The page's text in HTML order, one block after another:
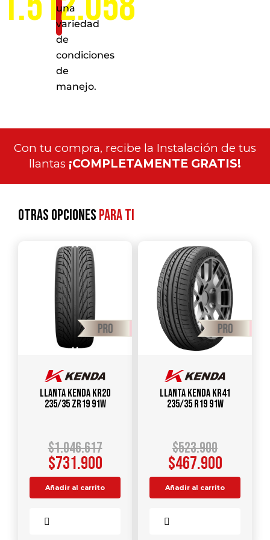
una
variedad
de
condiciones
de
manejo.
Con tu compra, recibe la Instalación de tus
llantas ¡COMPLETAMENTE GRATIS!
Otras opcionespara ti
Llanta KENDA KR20
235/35 ZR19 91W
$1.046.617
$731.900
Añadir al carrito
Llanta KENDA KR41
235/35 R19 91W
$523.900
$467.900
Añadir al carrito